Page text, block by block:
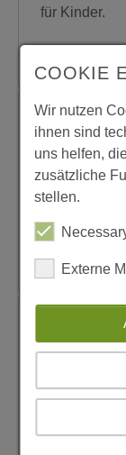
für Kinder.
Die UMA -
stationäre
sowie die
Weiter lesen
Das
Kleinkinder,
Familien
COOKIE
Wir nutzen
ihnen sind
uns helfen,
zusätzliche
stellen.
Externe